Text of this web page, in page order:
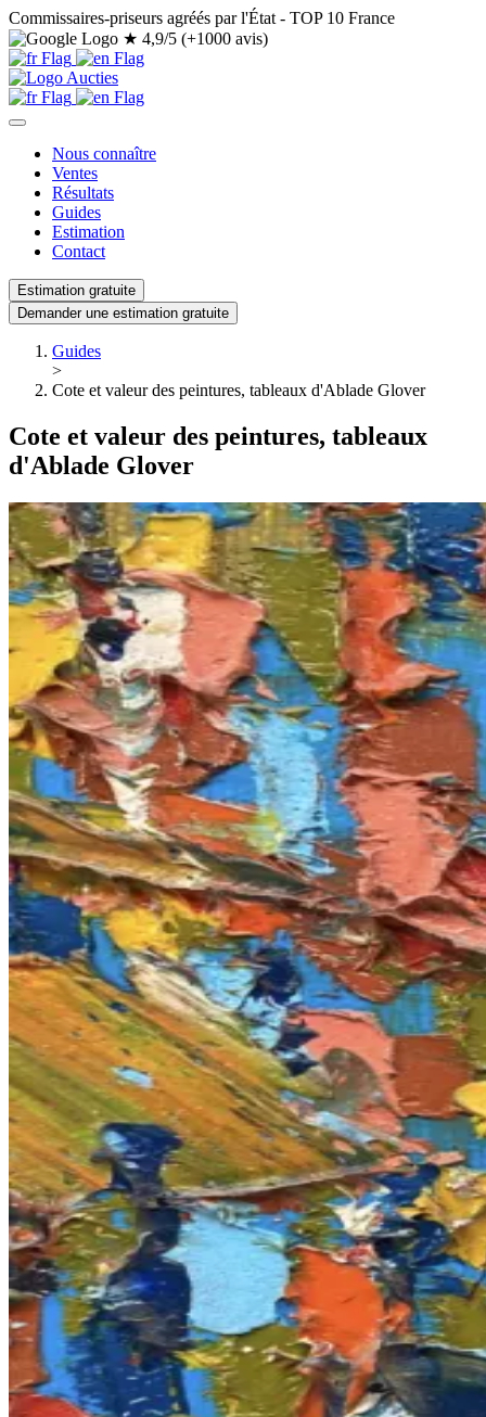
Commissaires-priseurs agréés par l'État - TOP 10 France
★ 4,9/5 (+1000 avis)
Nous connaître
Ventes
Résultats
Guides
Estimation
Contact
Estimation gratuite
Demander une estimation gratuite
Guides
>
Cote et valeur des peintures, tableaux d'Ablade Glover
Cote et valeur des peintures, tableaux
d'Ablade Glover